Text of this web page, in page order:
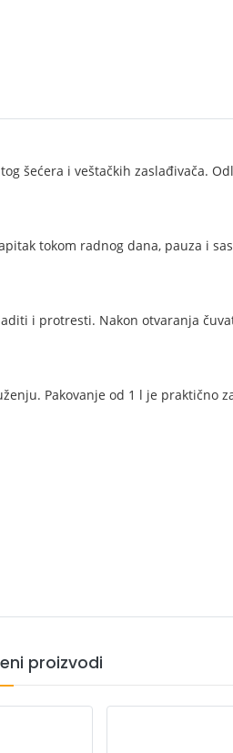
šećera i veštačkih zaslađivača.
tokom radnog dana, pauza i
i protresti. Nakon otvaranja
Pakovanje od 1 l je praktično
proizvodi